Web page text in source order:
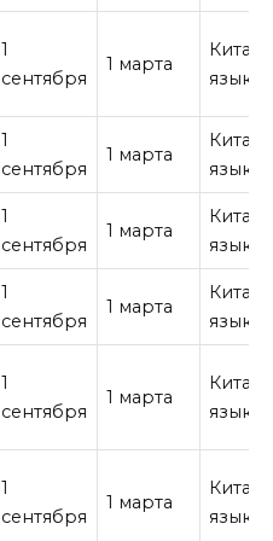
1
сентября
1 марта
язык
1
сентября
1 марта
язык
1
сентября
1 марта
язык
1
сентября
1 марта
язык
1
сентября
1 марта
язык
1
сентября
1 марта
язык